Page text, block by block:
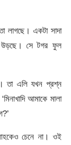
লাগছে। একটা সাদা
উড়ছে। সে টগর ফুল
তা এলি যখন প্রশ্ন
আমাকে মালা
চেনে না। ওই